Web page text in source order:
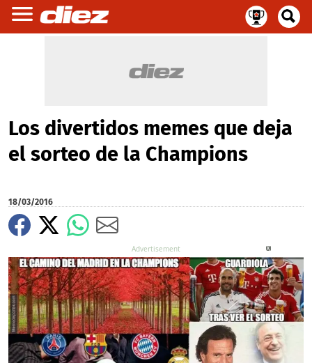
Los divertidos memes que deja
el sorteo de la Champions
18/03/2016
X